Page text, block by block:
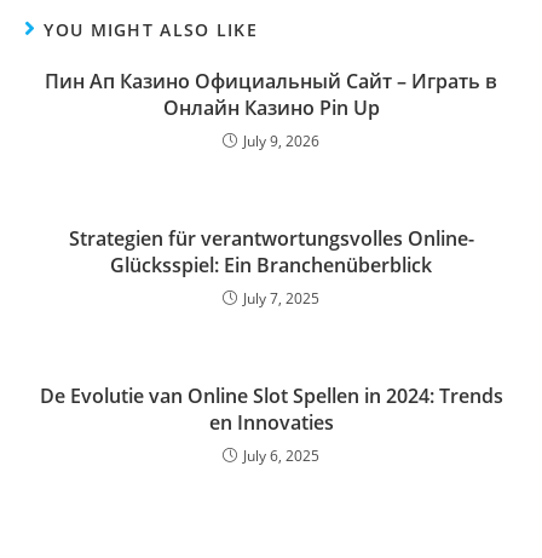
YOU MIGHT ALSO LIKE
Пин Ап Казино Официальный Сайт – Играть в
Онлайн Казино Pin Up
July 9, 2026
Strategien für verantwortungsvolles Online-
Glücksspiel: Ein Branchenüberblick
July 7, 2025
De Evolutie van Online Slot Spellen in 2024: Trends
en Innovaties
July 6, 2025